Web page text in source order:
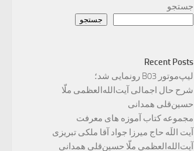
جستجو
جستجو
Recent Posts
لیپ‌موتور B03 رونمایی شد؛
شرح حال اجمالی آیت‌الله‌العظمی ملّا
حسین‌قلی همدانی
مجموعه کتاب آموزه های معرفت
آیت اللَه حاج میرزا جواد آقا ملکی تبریزی
آیت‌الله‌العظمی ملّا حسین‌قلی همدانی